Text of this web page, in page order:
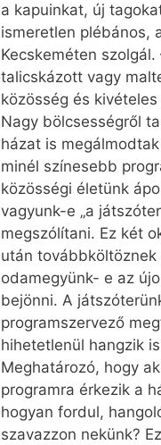
a kapuinkat, új
ismeretlen plébános,
Kecskeméten
talicskázott vagy
közösség és
Nagy bölcsességről
házat is
minél színesebb
közösségi életünk
vagyunk-e „a
megszólítani. Ez két
után
odamegyünk- e az
bejönni. A
programszervező
hihetetlenül hangzik
Meghatározó, hogy
programra érkezik a
hogyan fordul,
szavazzon nekünk?